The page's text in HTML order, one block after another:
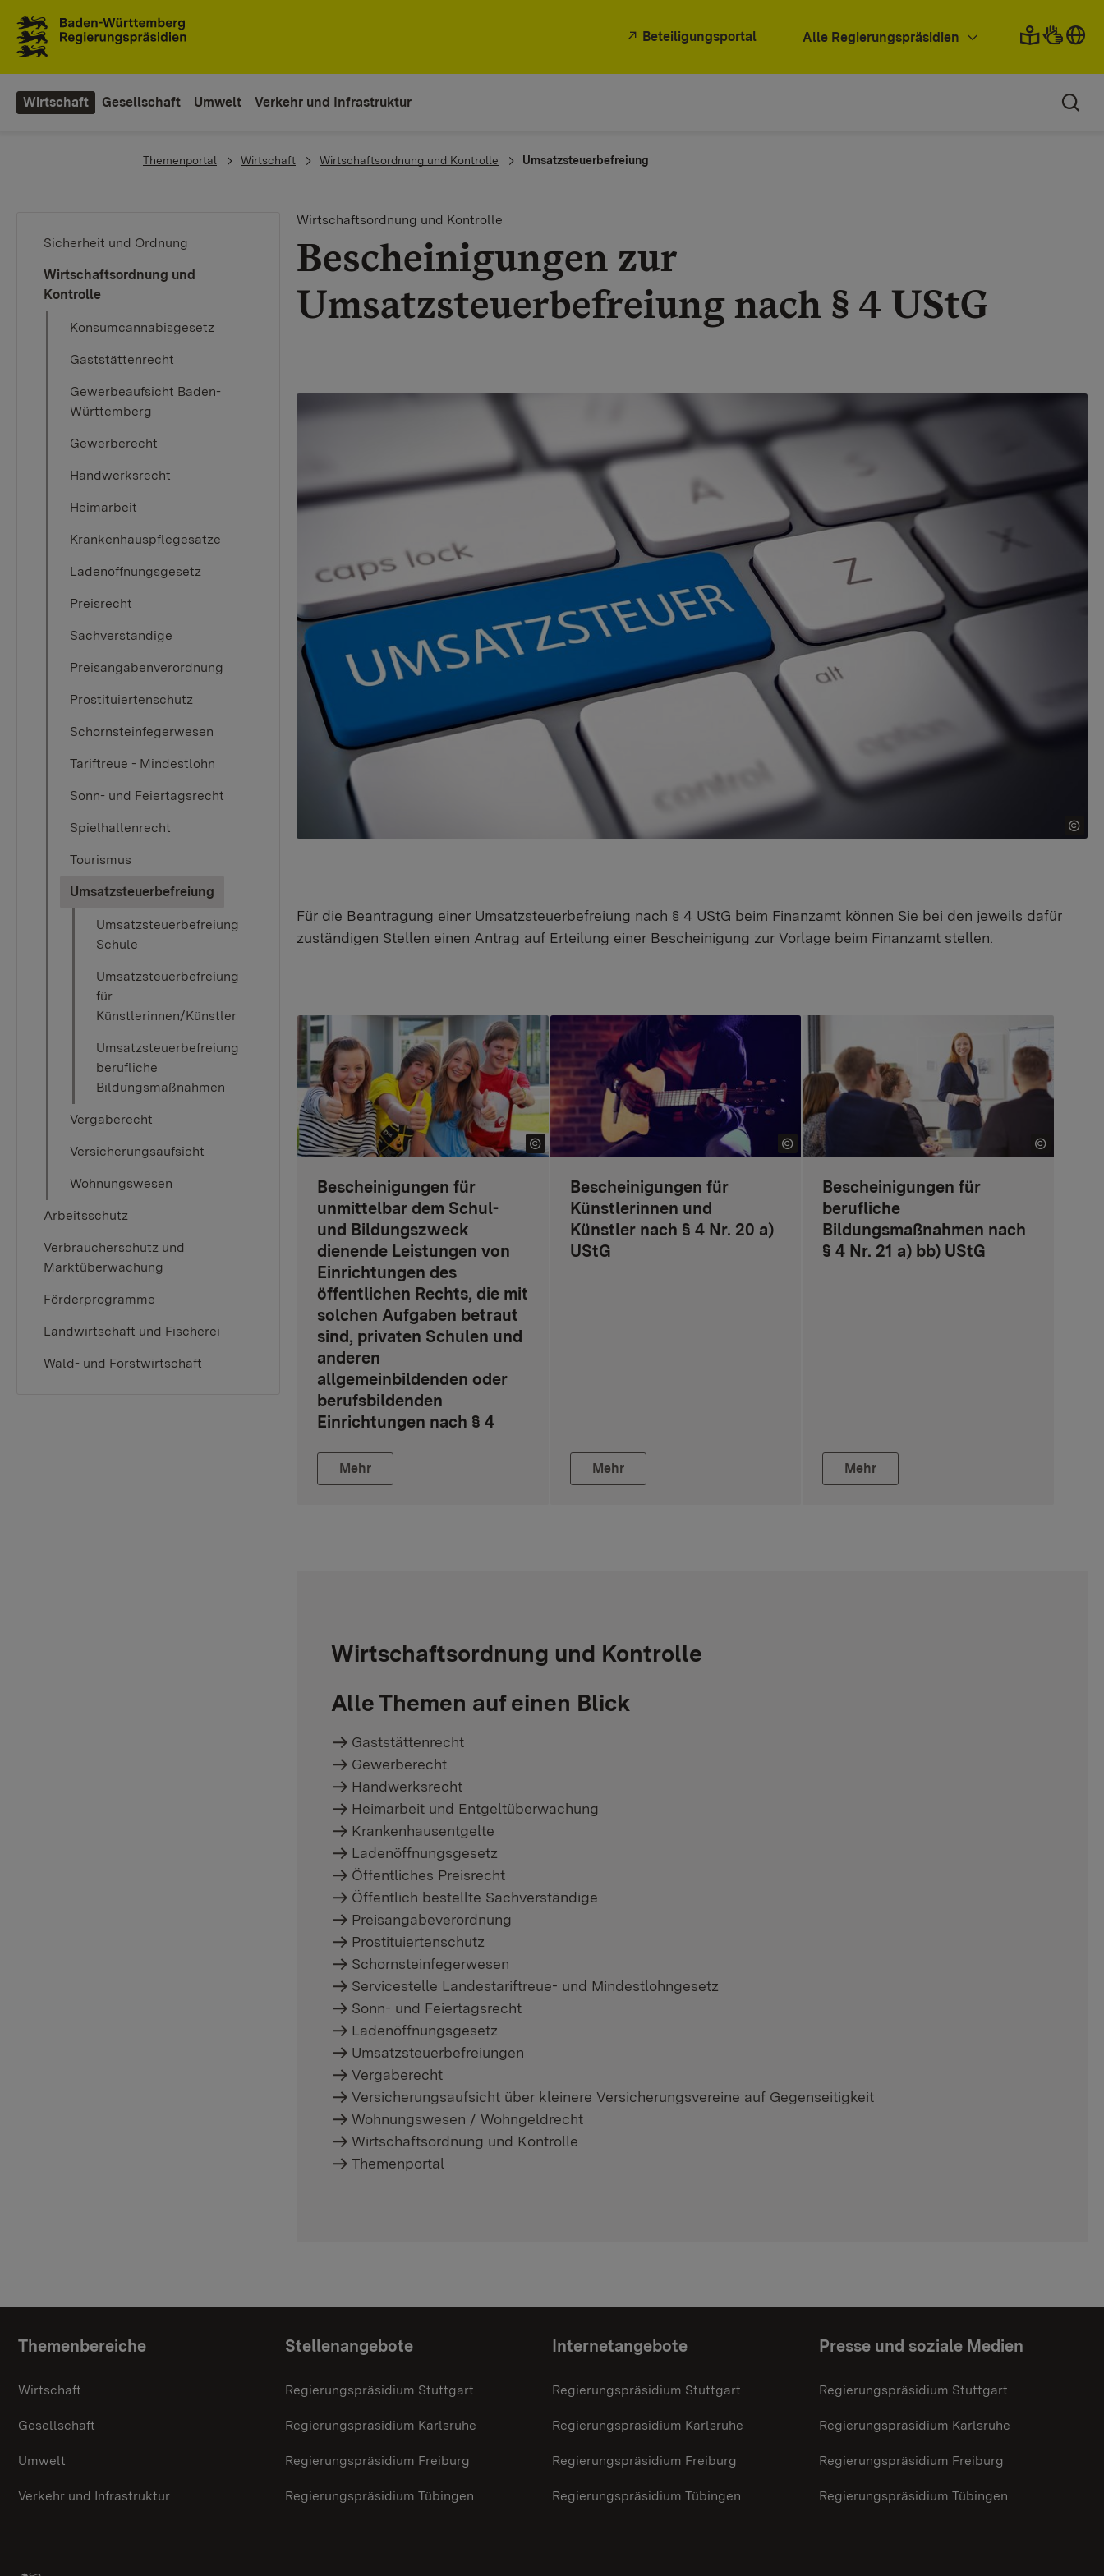
Beteiligungsportal Alle Regierungspräsidien
Wirtschaft Gesellschaft Umwelt Verkehr und Infrastruktur
You are here:
Themenportal Wirtschaft Wirtschaftsordnung und Kontrolle Umsatzsteuerbefreiung
Sicherheit und Ordnung
Wirtschaftsordnung und
Kontrolle
Konsumcannabisgesetz
Gaststättenrecht
Gewerbeaufsicht Baden-
Württemberg
Gewerberecht
Handwerksrecht
Heimarbeit
Krankenhauspflegesätze
Ladenöffnungsgesetz
Preisrecht
Sachverständige
Preisangabenverordnung
Prostituiertenschutz
Schornsteinfegerwesen
Tariftreue - Mindestlohn
Sonn- und Feiertagsrecht
Spielhallenrecht
Tourismus
Umsatzsteuerbefreiung
Umsatzsteuerbefreiung
Schule
Umsatzsteuerbefreiung
für
Künstlerinnen/Künstler
Umsatzsteuerbefreiung
berufliche
Bildungsmaßnahmen
Vergaberecht
Versicherungsaufsicht
Wohnungswesen
Arbeitsschutz
Verbraucherschutz und
Marktüberwachung
Förderprogramme
Landwirtschaft und Fischerei
Wald- und Forstwirtschaft
Wirtschaftsordnung und Kontrolle
Bescheinigungen zur
Umsatzsteuerbefreiung nach § 4 UStG
Für die Beantragung einer Umsatzsteuerbefreiung nach § 4 UStG beim Finanzamt können Sie bei den jeweils dafür
zuständigen Stellen einen Antrag auf Erteilung einer Bescheinigung zur Vorlage beim Finanzamt stellen.
Bescheinigungen für
unmittelbar dem Schul-
und Bildungszweck
dienende Leistungen von
Einrichtungen des
öffentlichen Rechts, die mit
solchen Aufgaben betraut
sind, privaten Schulen und
anderen
allgemeinbildenden oder
berufsbildenden
Einrichtungen nach § 4
Mehr
Bescheinigungen für
Künstlerinnen und
Künstler nach § 4 Nr. 20 a)
UStG
Mehr
Bescheinigungen für
berufliche
Bildungsmaßnahmen nach
§ 4 Nr. 21 a) bb) UStG
Mehr
Wirtschaftsordnung und Kontrolle
Alle Themen auf einen Blick
Gaststättenrecht
Gewerberecht
Handwerksrecht
Heimarbeit und Entgeltüberwachung
Krankenhausentgelte
Ladenöffnungsgesetz
Öffentliches Preisrecht
Öffentlich bestellte Sachverständige
Preisangabeverordnung
Prostituiertenschutz
Schornsteinfegerwesen
Servicestelle Landestariftreue- und Mindestlohngesetz
Sonn- und Feiertagsrecht
Ladenöffnungsgesetz
Umsatzsteuerbefreiungen
Vergaberecht
Versicherungsaufsicht über kleinere Versicherungsvereine auf Gegenseitigkeit
Wohnungswesen / Wohngeldrecht
Wirtschaftsordnung und Kontrolle
Themenportal
Topic overview
Themenbereiche
Wirtschaft
Gesellschaft
Umwelt
Verkehr und Infrastruktur
Stellenangebote
Regierungspräsidium Stuttgart
Regierungspräsidium Karlsruhe
Regierungspräsidium Freiburg
Regierungspräsidium Tübingen
Internetangebote
Regierungspräsidium Stuttgart
Regierungspräsidium Karlsruhe
Regierungspräsidium Freiburg
Regierungspräsidium Tübingen
Presse und soziale Medien
Regierungspräsidium Stuttgart
Regierungspräsidium Karlsruhe
Regierungspräsidium Freiburg
Regierungspräsidium Tübingen